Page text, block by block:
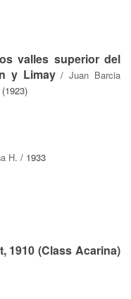
valles superior del
y Limay/Juan Barcia
H. / 1933
1910 (Class Acarina)